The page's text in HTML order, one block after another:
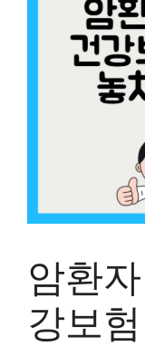
암환
강보